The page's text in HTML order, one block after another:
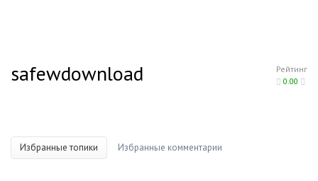
Рейтинг
0.00
safewdownload
Избранные топики Избранные комментарии